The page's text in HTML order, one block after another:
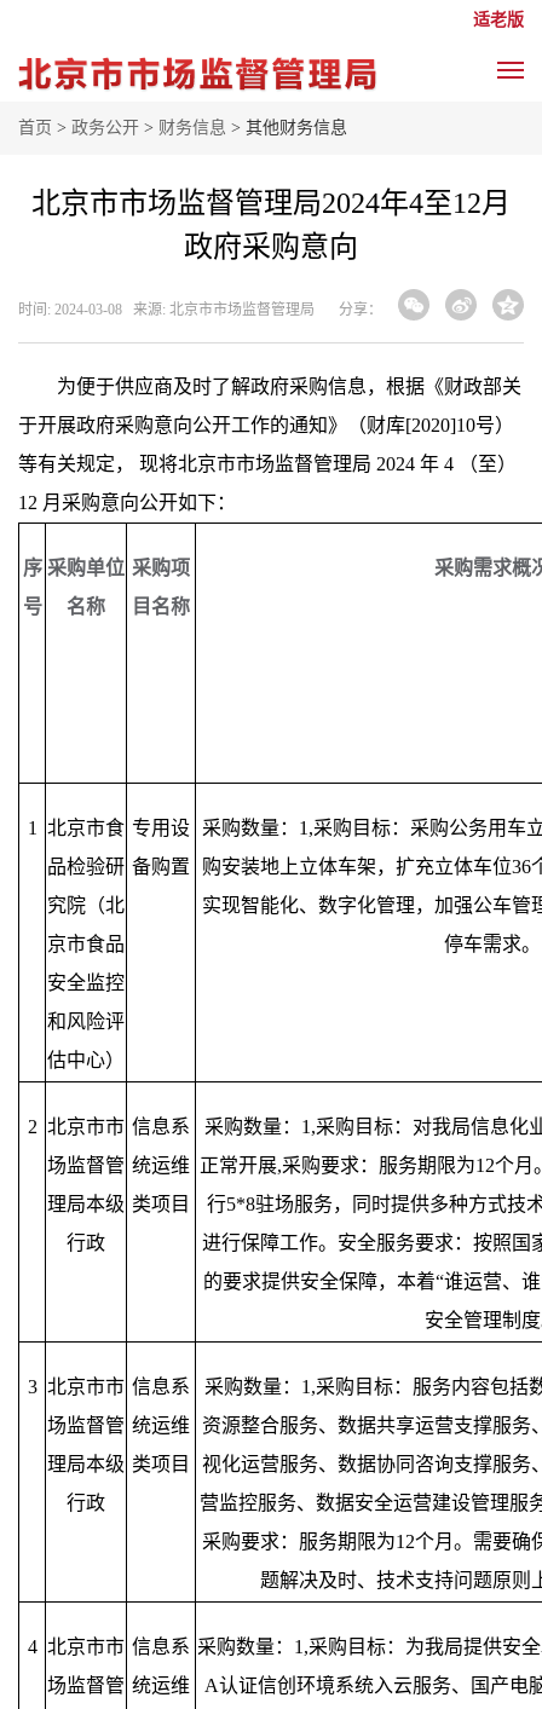
适老版
首页 > 政务公开 > 财务信息 > 其他财务信息
北京市市场监督管理局2024年4至12月
政府采购意向
时间: 2024-03-08 来源: 北京市市场监督管理局 分享：
为便于供应商及时了解政府采购信息，根据《财政部关
于开展政府采购意向公开工作的通知》（财库[2020]10号）
等有关规定， 现将北京市市场监督管理局 2024 年 4 （至）
12 月采购意向公开如下：
序
号
采购单位
名称
采购项
目名称
采购需求概
1
北京市食
品检验研
究院（北
京市食品
安全监控
和风险评
估中心）
专用设
备购置
采购数量：1,采购目标：采购公务用车
购安装地上立体车架，扩充立体车位36
实现智能化、数字化管理，加强公车管
停车需求。
2 北京市市
场监督管
理局本级
行政
信息系
统运维
类项目
采购数量：1,采购目标：对我局信息化
正常开展,采购要求：服务期限为12个
行5*8驻场服务，同时提供多种方式技
进行保障工作。安全服务要求：按照国
的要求提供安全保障，本着“谁运营、
安全管理制
3 北京市市
场监督管
理局本级
行政
信息系
统运维
类项目
采购数量：1,采购目标：服务内容包括
资源整合服务、数据共享运营支撑服务
视化运营服务、数据协同咨询支撑服务
营监控服务、数据安全运营建设管理服
采购要求：服务期限为12个月。需要确
题解决及时、技术支持问题原则
4 北京市市
场监督管
信息系
统运维
采购数量：1,采购目标：为我局提供安
A认证信创环境系统入云服务、国产电